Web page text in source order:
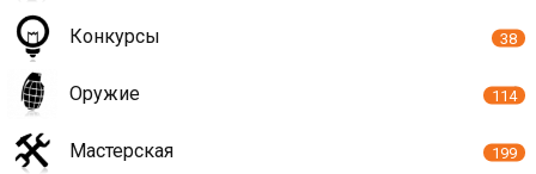
Конкурсы 38
Оружие 114
Мастерская 199